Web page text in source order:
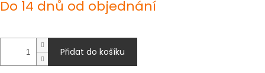
cena:
Do 14 dnů od objednání
Přidat do košíku